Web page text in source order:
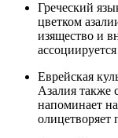
Греческий
цветком
изящество и
Еврейская
Азалия также
напоминает